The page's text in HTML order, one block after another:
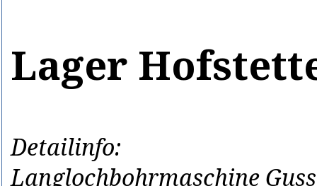
Lager
Detailinfo:
Langlochbohrmaschine